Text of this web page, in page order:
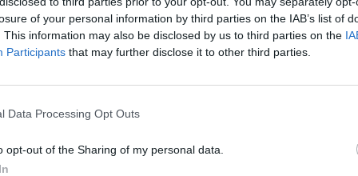
of your personal information by third parties on the IAB’s list of
This information may also be disclosed by us to third parties on the
Participants that may further disclose it to other third parties.
Data Processing Opt Outs
opt-out of the Sharing of my personal data.
κατά τη διάρκεια του briefing ο Στέλιος Πέτσας.
δεν συζητά